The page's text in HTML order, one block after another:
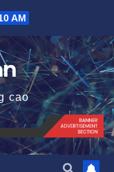
AM
cao